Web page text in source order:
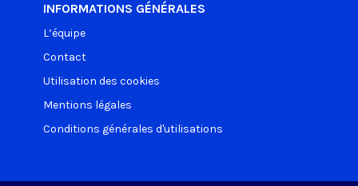
INFORMATIONS GÉNÉRALES
L’équipe
Contact
Utilisation des cookies
Mentions légales
Conditions générales d'utilisations